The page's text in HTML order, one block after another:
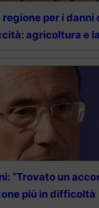
per i danni
agricoltura e
“Trovato un
più in difficoltà